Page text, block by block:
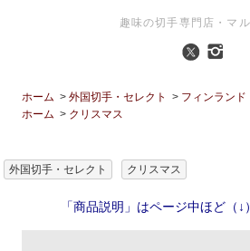
趣味の切手専門店・マ
ホーム >外国切手・セレクト > フィンランド
ホーム > クリスマス
外国切手・セレクト クリスマス
「商品説明」はページ中ほど（↓